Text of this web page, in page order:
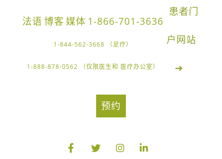
法语博客 媒体 1-866-701-3636
1-844-562-3668 （足疗）
1-888-878-0562 （仅限医生和 医疗办公室）
患者门
户网站
➔
预约